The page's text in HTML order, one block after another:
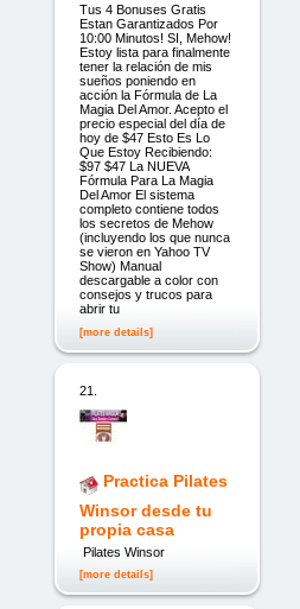
Tus 4 Bonuses Gratis
Estan Garantizados Por
10:00 Minutos! SI, Mehow!
Estoy lista para finalmente
tener la relación de mis
sueños poniendo en
acción la Fórmula de La
Magia Del Amor. Acepto el
precio especial del día de
hoy de $47 Esto Es Lo
Que Estoy Recibiendo:
$97 $47 La NUEVA
Fórmula Para La Magia
Del Amor El sistema
completo contiene todos
los secretos de Mehow
(incluyendo los que nunca
se vieron en Yahoo TV
Show) Manual
descargable a color con
consejos y trucos para
abrir tu
[more details]
21.
Practica Pilates
Winsor desde tu
propia casa
Pilates Winsor
[more details]